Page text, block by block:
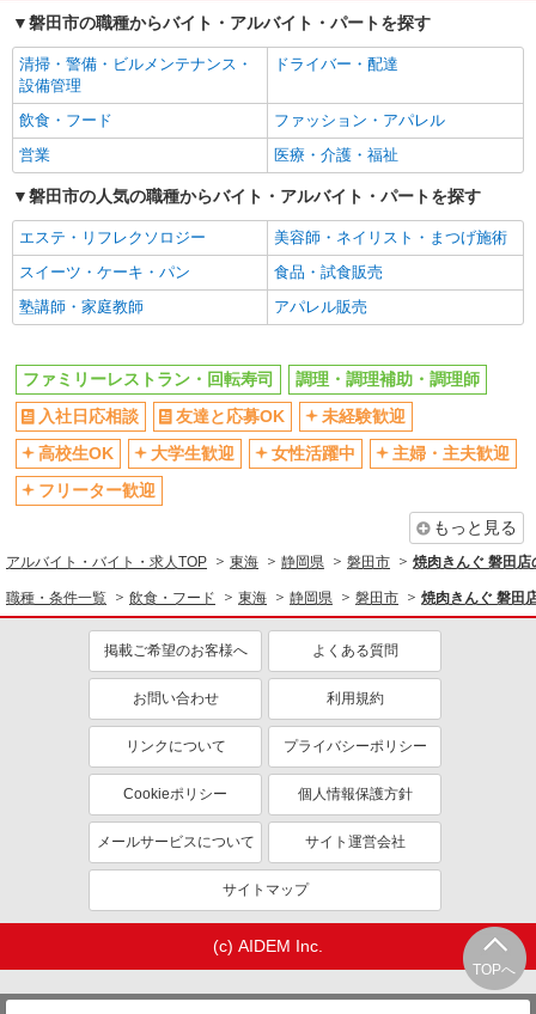
社
社会保険あり まかない・食事補助
磐田市の職種からバイト・アルバイト・パートを探す
清掃・警備・ビルメンテナンス・
設備管理
ドライバー・配達
飲食・フード
ファッション・アパレル
営業
医療・介護・福祉
磐田市の人気の職種からバイト・アルバイト・パートを探す
エステ・リフレクソロジー
美容師・ネイリスト・まつげ施術
スイーツ・ケーキ・パン
食品・試食販売
塾講師・家庭教師
アパレル販売
TOPへ
ファミリーレストラン・回転寿司
調理・調理補助・調理師
入社日応相談
友達と応募OK
未経験歓迎
高校生OK
大学生歓迎 女性活躍中
主婦・主夫歓迎
フリーター歓迎
もっと見る
アルバイト・バイト・求人TOP 東海 静岡県 磐田市 焼肉きんぐ 磐田
職種・条件一覧 飲食・フード 東海 静岡県 磐田市 焼肉きんぐ 磐田
掲載ご希望のお客様へ よくある質問
お問い合わせ 利用規約
リンクについて プライバシーポリシー
Cookieポリシー 個人情報保護方針
メールサービスについて サイト運営会社
サイトマップ
(c) AIDEM Inc.